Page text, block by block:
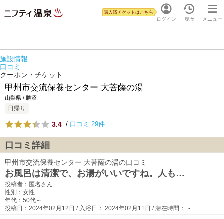
ログイン
購入済チケットはこちら
履歴 メニュー
施設情報
口コミ
クーポン・チケット
甲州市交流保養センター 大菩薩の湯
山梨県 / 勝沼
日帰り
3.4 / 口コミ 29件
口コミ詳細
甲州市交流保養センター 大菩薩の湯の口コミ
お風呂は清潔で、お湯がいいですね。人も…
投稿者：匿名さん
性別：女性
年代：50代～
投稿日：2024年02月12日 / 入浴日： 2024年02月11日 / 滞在時間： -